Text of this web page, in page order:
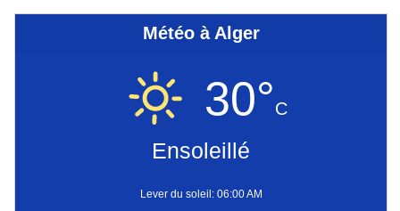
Météo à Alger
30°C
Ensoleillé
Lever du soleil: 06:00 AM